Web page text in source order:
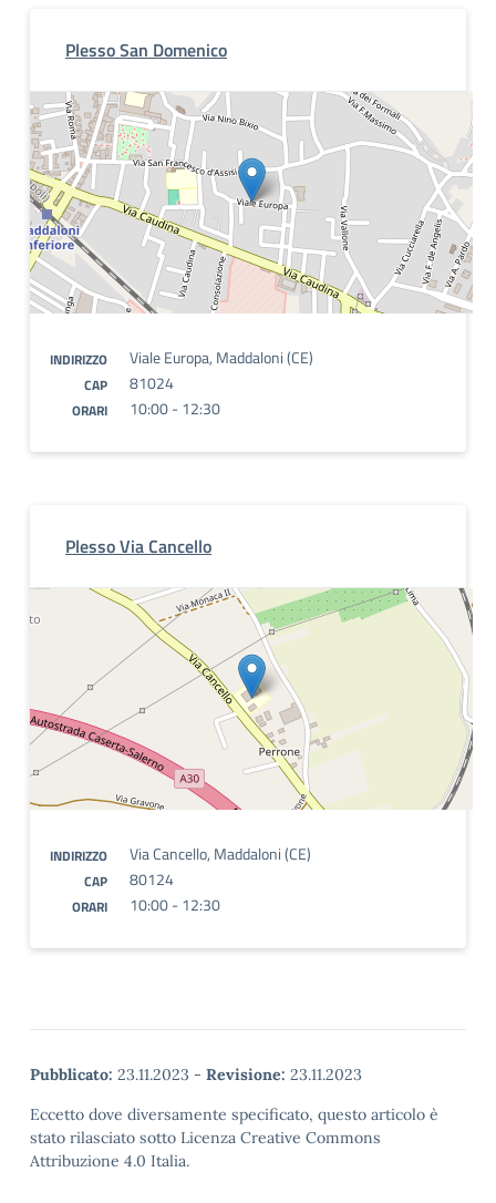
Plesso San Domenico
INDIRIZZO Viale Europa, Maddaloni (CE)
CAP 81024
ORARI 10:00 - 12:30
Plesso Via Cancello
INDIRIZZO Via Cancello, Maddaloni (CE)
CAP 80124
ORARI 10:00 - 12:30
Pubblicato: 23.11.2023 - Revisione: 23.11.2023
Eccetto dove diversamente specificato, questo articolo è
stato rilasciato sotto Licenza Creative Commons
Attribuzione 4.0 Italia.